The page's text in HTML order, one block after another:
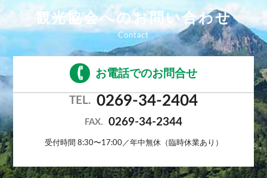
観光協会へのお問い合わせ
お電話でのお問合せ
TEL. 0269-34-2404
FAX. 0269-34-2344
受付時間 8:30〜17:00／年中無休（臨時休業あり）